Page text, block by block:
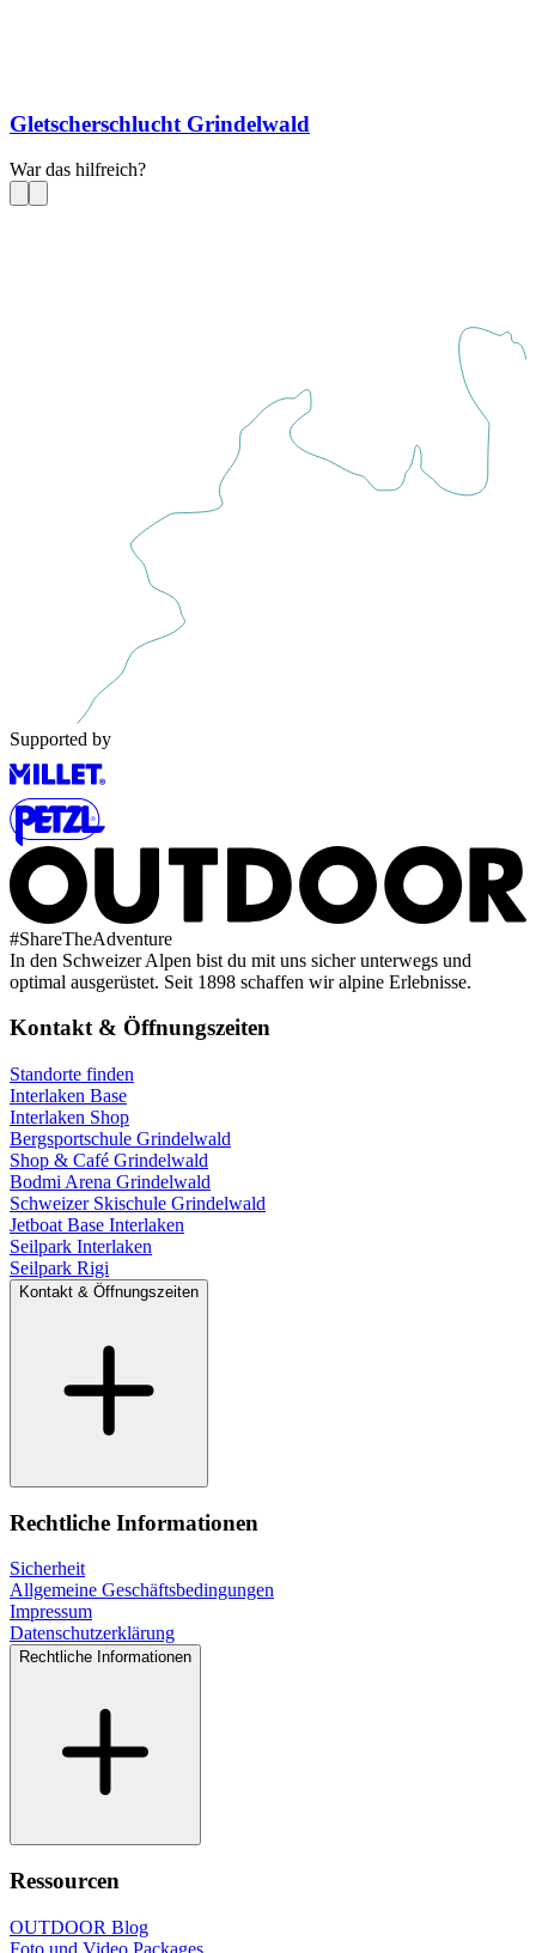
Gletscherschlucht Grindelwald
War das hilfreich?
Supported by
#ShareTheAdventure
In den Schweizer Alpen bist du mit uns sicher unterwegs und
optimal ausgerüstet. Seit 1898 schaffen wir alpine Erlebnisse.
Kontakt & Öffnungszeiten
Standorte finden
Interlaken Base
Interlaken Shop
Bergsportschule Grindelwald
Shop & Café Grindelwald
Bodmi Arena Grindelwald
Schweizer Skischule Grindelwald
Jetboat Base Interlaken
Seilpark Interlaken
Seilpark Rigi
Kontakt & Öffnungszeiten
Rechtliche Informationen
Sicherheit
Allgemeine Geschäftsbedingungen
Impressum
Datenschutzerklärung
Rechtliche Informationen
Ressourcen
OUTDOOR Blog
Foto und Video Packages